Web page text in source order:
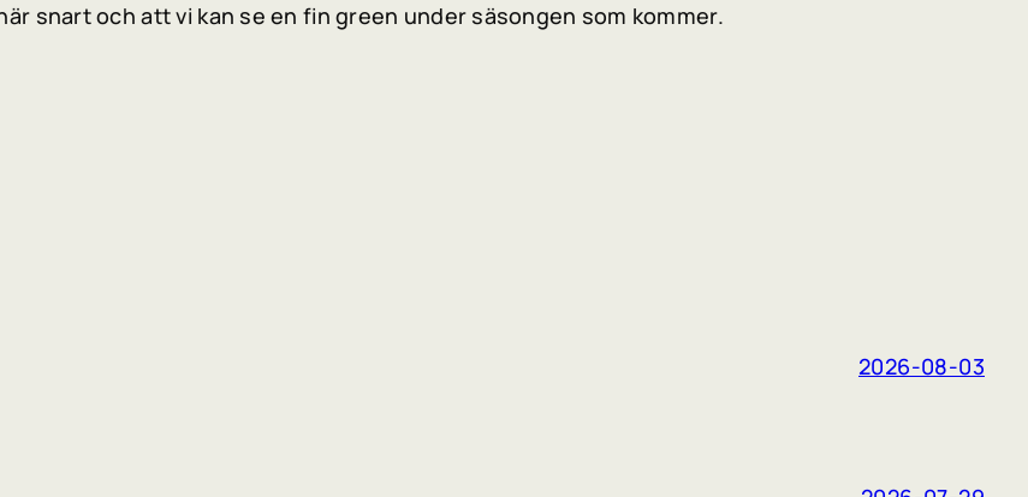
snart och att vi kan se en fin green under säsongen som kommer.
2026-08-03